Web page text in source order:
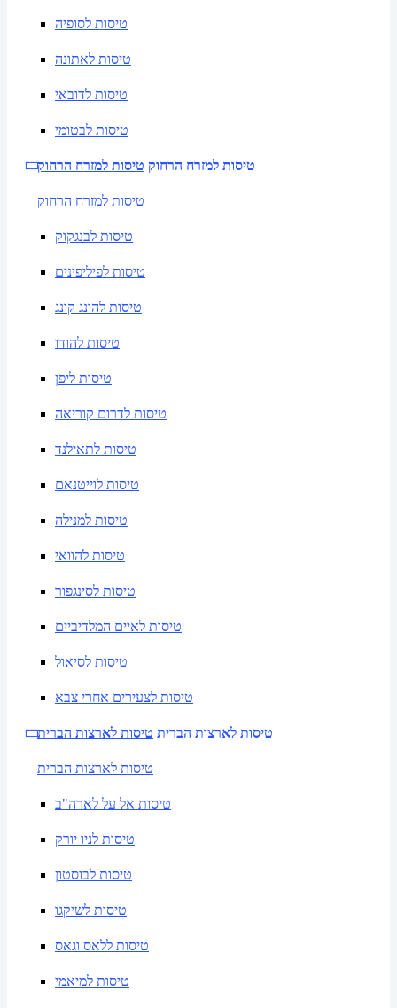
טיסות לסופיה
טיסות לאתונה
טיסות לדובאי
טיסות לבטומי
טיסות למזרח הרחוק טיסות למזרח הרחוק
טיסות למזרח הרחוק
טיסות לבנגקוק
טיסות לפיליפינים
טיסות להונג קונג
טיסות להודו
טיסות ליפן
טיסות לדרום קוריאה
טיסות לתאילנד
טיסות לוייטנאם
טיסות למנילה
טיסות להוואי
טיסות לסינגפור
טיסות לאיים המלדיביים
טיסות לסיאול
טיסות לצעירים אחרי צבא
טיסות לארצות הברית טיסות לארצות הברית
טיסות לארצות הברית
טיסות אל על לארה"ב
טיסות לניו יורק
טיסות לבוסטון
טיסות לשיקגו
טיסות ללאס וגאס
טיסות למיאמי